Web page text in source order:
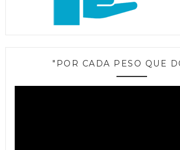
"POR CADA PESO QUE